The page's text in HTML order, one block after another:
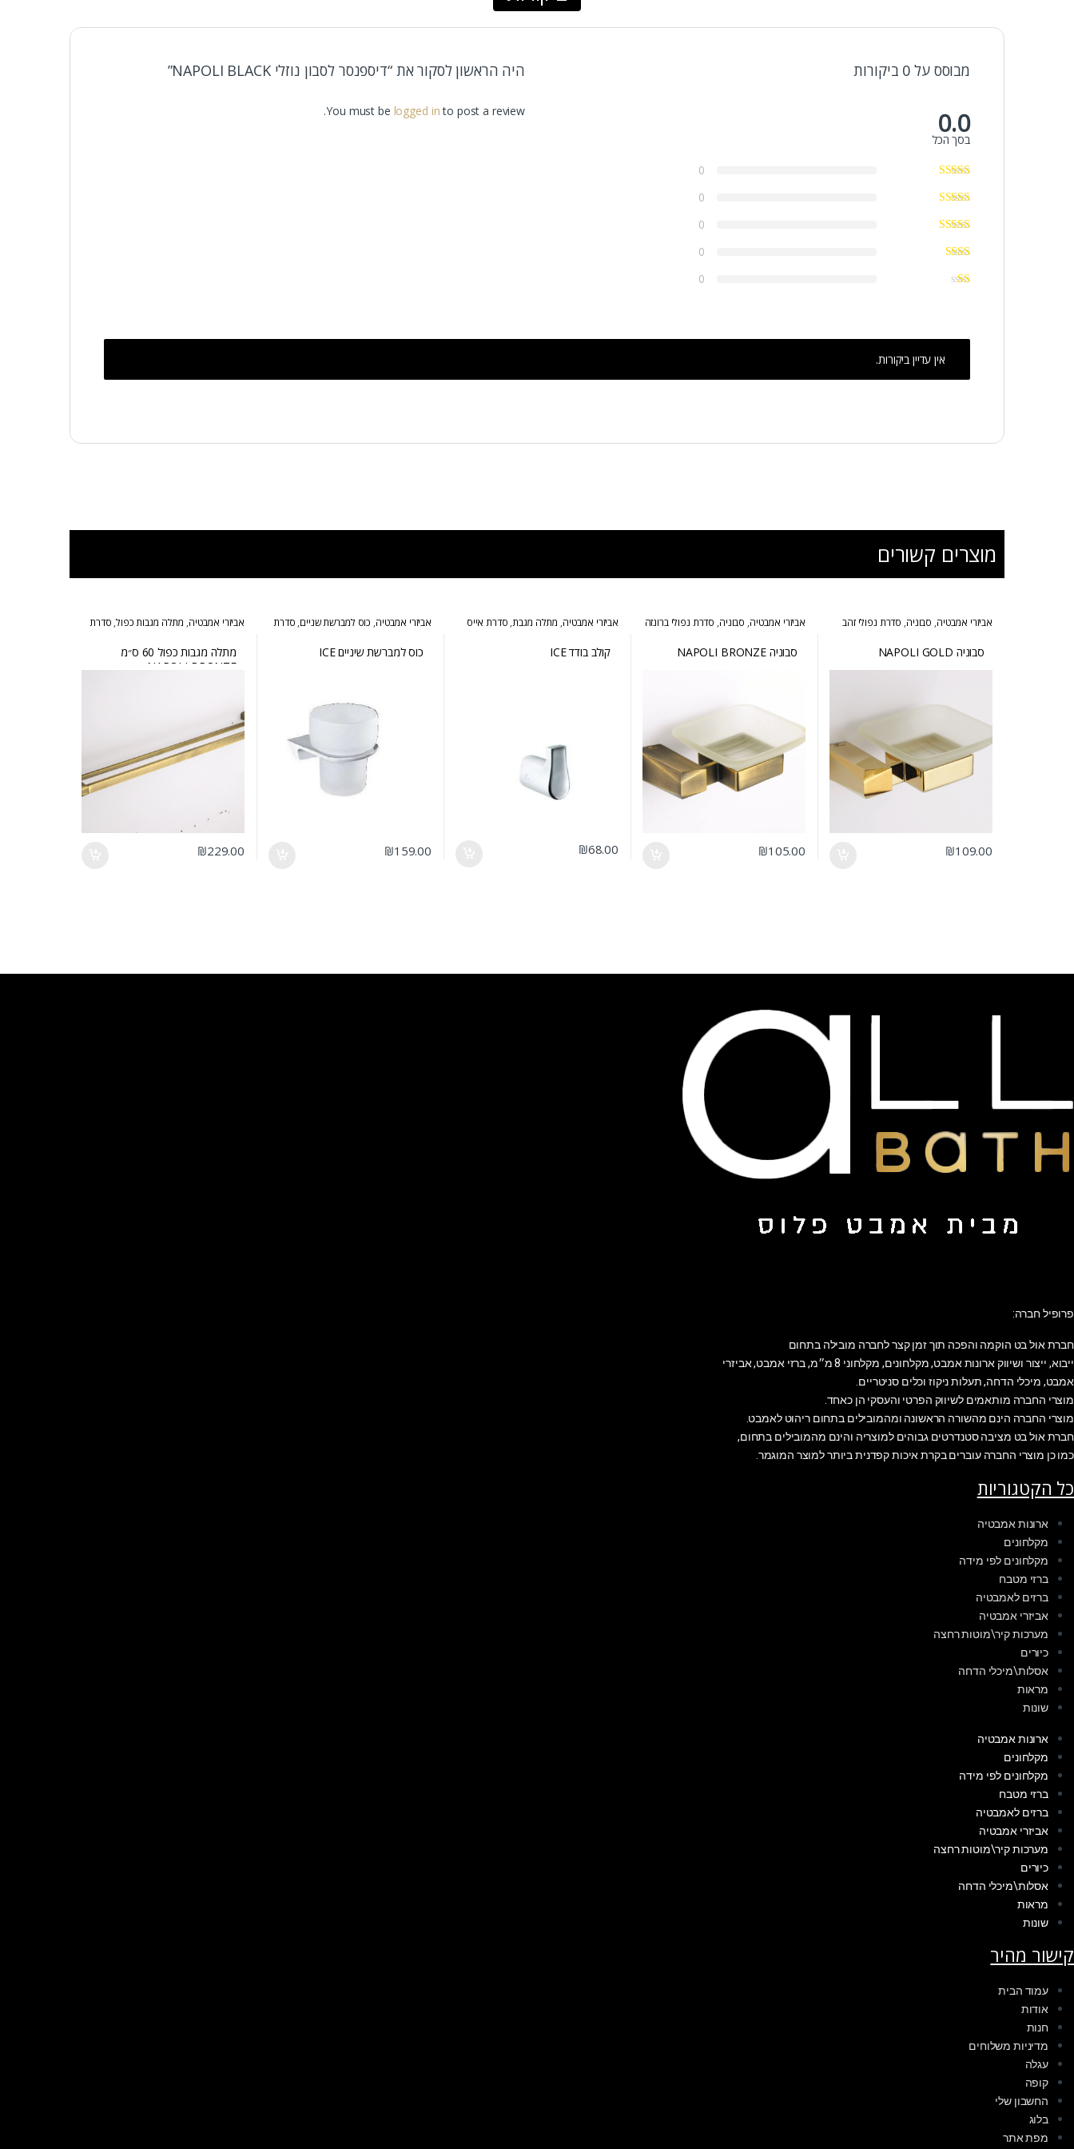
מבוסס על 0 ביקורות
0.0
בסך הכל
0
0
0
0
0
היה הראשון לסקור את “דיספנסר לסבון נוזלי NAPOLI BLACK”
You must be logged into post a review.
אין עדיין ביקורות.
מוצרים קשורים
אביזרי אמבטיה, סבוניה, סדרת נפולי זהב
סבוניה NAPOLI GOLD
₪109.00
אביזרי אמבטיה, סבוניה, סדרת נפולי ברונזה
סבוניה NAPOLI BRONZE
₪105.00
אביזרי אמבטיה, מתלה מגבת, סדרת אייס
קולב בודד ICE
₪68.00
אביזרי אמבטיה, כוס למברשת שניים, סדרת
כוס למברשת שיניים ICE
₪159.00
אביזרי אמבטיה, מתלה מגבות כפול, סדרת
מתלה מגבות כפול 60 ס״מ
NAPOLI BRONZE
₪229.00
פרופיל חברה:
חברת אול בט הוקמה והפכה תוך זמן קצר לחברה מובילה בתחום
ייבוא, ייצור ושיווק ארונות אמבט, מקלחונים, מקלחוני 8 מ״מ, ברזי אמבט, אביזרי
אמבט, מיכלי הדחה, תעלות ניקוז וכלים סניטריים.
מוצרי החברה מותאמים לשיווק הפרטי והעסקי הן כאחד.
מוצרי החברה הינם מהשורה הראשונה ומהמובילים בתחום ריהוט לאמבט.
חברת אול בט מציבה סטנדרטים גבוהים למוצריה והינם מהמובילים בתחום,
כמו כן מוצרי החברה עוברים בקרת איכות קפדנית ביותר למוצר המוגמר.
כל הקטגוריות
ארונות אמבטיה
מקלחונים
מקלחונים לפי מידה
ברזי מטבח
ברזים לאמבטיה
אביזרי אמבטיה
מערכות קיר\מוטות רחצה
כיורים
אסלות\מיכלי הדחה
מראות
שונות
ארונות אמבטיה
מקלחונים
מקלחונים לפי מידה
ברזי מטבח
ברזים לאמבטיה
אביזרי אמבטיה
מערכות קיר\מוטות רחצה
כיורים
אסלות\מיכלי הדחה
מראות
שונות
קישור מהיר
עמוד הבית
אודות
חנות
מדיניות משלוחים
עגלה
קופה
החשבון שלי
בלוג
מפת אתר